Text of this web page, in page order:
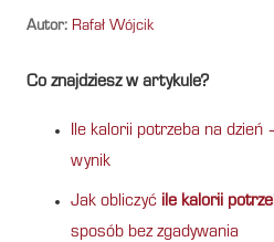
Autor: Rafał Wójcik
Co znajdziesz w artykule?
Ile kalorii potrzeba na dzień
wynik
Jak obliczyć ile kalorii
sposób bez zgadywania